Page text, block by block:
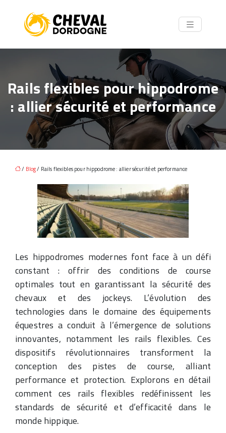
Rails flexibles pour hippodrome
: allier sécurité et performance
/ Blog/ Rails flexibles pour hippodrome : allier sécurité et performance
Les hippodromes modernes font face à un défi
constant : offrir des conditions de course
optimales tout en garantissant la sécurité des
chevaux et des jockeys. L’évolution des
technologies dans le domaine des équipements
équestres a conduit à l’émergence de solutions
innovantes, notamment les rails flexibles. Ces
dispositifs révolutionnaires transforment la
conception des pistes de course, alliant
performance et protection. Explorons en détail
comment ces rails flexibles redéfinissent les
standards de sécurité et d’efficacité dans le
monde hippique.